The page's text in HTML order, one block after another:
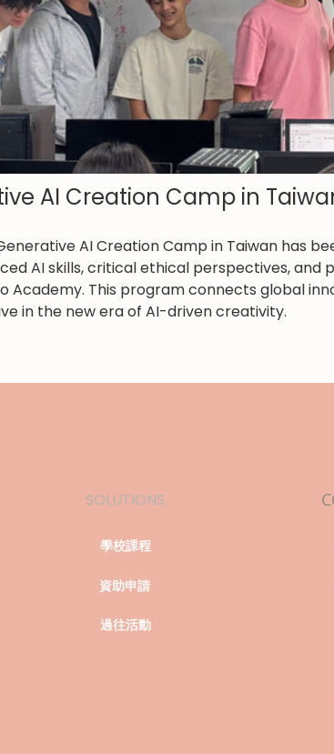
AI Creation Camp in
AI Creation Camp in Taiwan has
AI skills, critical ethical perspectives,
Academy. This program connects global
in the new era of AI-driven creativity.
SOLUTIONS
學校課程
資助申請
過往活動